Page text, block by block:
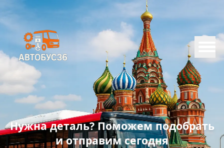
Нужна деталь? Поможем подобрать
и отправим сегодня
Меню
Главная
Каталог
Марки
Информация